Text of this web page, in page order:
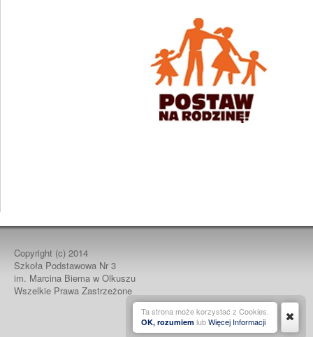
Copyright (c) 2014
Szkoła Podstawowa Nr 3
im. Marcina Biema w Olkuszu
Wszelkie Prawa Zastrzeżone
Ta strona może korzystać z Cookies.
OK, rozumiem lubWięcej Informacji